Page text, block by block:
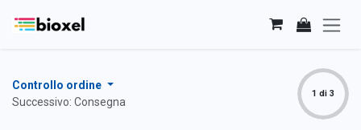
Controllo ordine
Successivo: Consegna
1 di 3